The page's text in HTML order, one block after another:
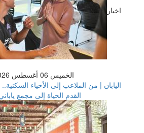
اخبار
الخميس 06 أغسطس 2026 01:58 صباحاً
اليابان | من الملاعب إلى الأحياء
القدم الحياة إلى مجمع